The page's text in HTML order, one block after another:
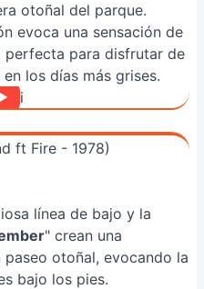
otoñal del parque.
evoca una sensación de
perfecta para disfrutar de
los días más grises.
ft Fire - 1978)
línea de bajo y la
" crean una
otoñal, evocando la
bajo los pies.